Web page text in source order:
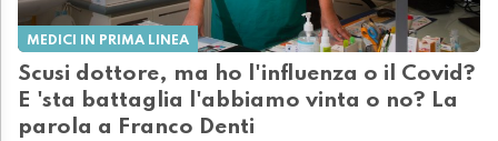
MEDICI IN PRIMA LINEA
Scusi dottore, ma ho l'influenza o il Covid?
E 'sta battaglia l'abbiamo vinta o no? La
parola a Franco Denti